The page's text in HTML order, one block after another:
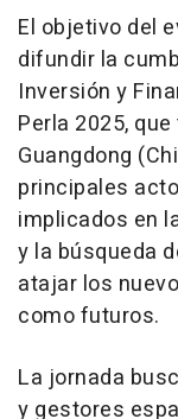
El objetivo del
difundir la
Inversión y
Perla 2025,
Guangdong
principales
implicados en
y la búsqueda
atajar los
como futuros.
La jornada
y gestores